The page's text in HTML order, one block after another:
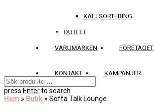
KÄLLSORTERING
OUTLET
VARUMÄRKEN FÖRETAGET
KONTAKT KAMPANJER
press Enterto search
Hem » Butik » Soffa Talk Lounge